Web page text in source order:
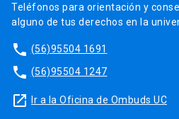
Teléfonos para orientación y
alguno de tus derechos en la
phone (56)95504 1691
phone (56)95504 1247
launch Ir a la Oficina de Ombuds UC